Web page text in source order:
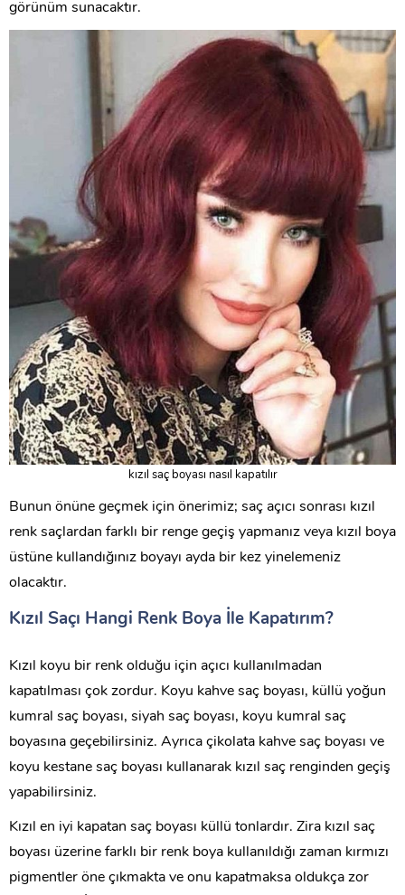
görünüm sunacaktır.
kızıl saç boyası nasıl kapatılır
Bunun önüne geçmek için önerimiz; saç açıcı sonrası kızıl
renk saçlardan farklı bir renge geçiş yapmanız veya kızıl boya
üstüne kullandığınız boyayı ayda bir kez yinelemeniz
olacaktır.
Kızıl Saçı Hangi Renk Boya İle Kapatırım?
Kızıl koyu bir renk olduğu için açıcı kullanılmadan
kapatılması çok zordur. Koyu kahve saç boyası, küllü yoğun
kumral saç boyası, siyah saç boyası, koyu kumral saç
boyasına geçebilirsiniz. Ayrıca çikolata kahve saç boyası ve
koyu kestane saç boyası kullanarak kızıl saç renginden geçiş
yapabilirsiniz.
Kızıl en iyi kapatan saç boyası küllü tonlardır. Zira kızıl saç
boyası üzerine farklı bir renk boya kullanıldığı zaman kırmızı
pigmentler öne çıkmakta ve onu kapatmaksa oldukça zor